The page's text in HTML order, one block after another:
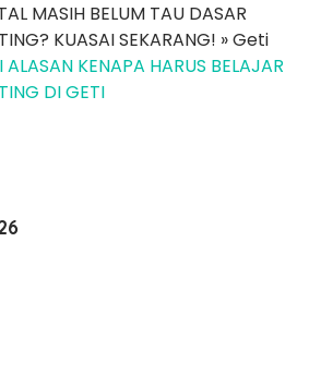
MASIH BELUM TAU DASAR
KUASAI SEKARANG! » Geti
ALASAN KENAPA HARUS BELAJAR
DI GETI